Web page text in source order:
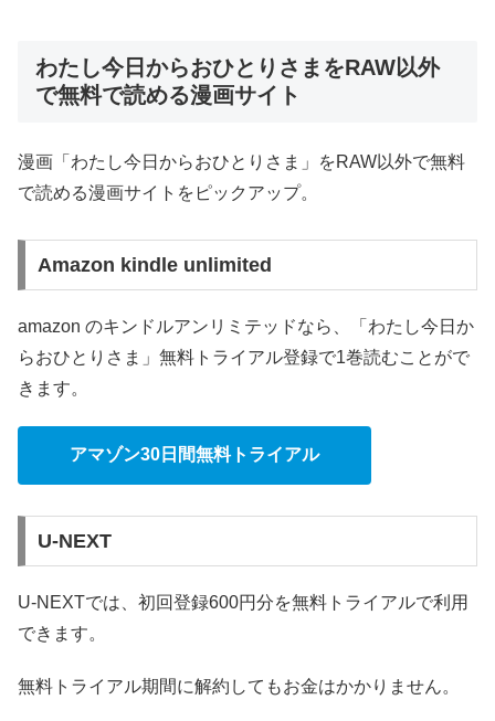
わたし今日からおひとりさまをRAW以外
で無料で読める漫画サイト
漫画「わたし今日からおひとりさま」をRAW以外で無料
で読める漫画サイトをピックアップ。
Amazon kindle unlimited
amazon のキンドルアンリミテッドなら、「わたし今日か
らおひとりさま」無料トライアル登録で1巻読むことがで
きます。
アマゾン30日間無料トライアル
U-NEXT
U-NEXTでは、初回登録600円分を無料トライアルで利用
できます。
無料トライアル期間に解約してもお金はかかりません。